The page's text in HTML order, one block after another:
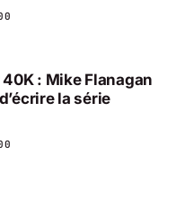
: Mike Flanagan
la série